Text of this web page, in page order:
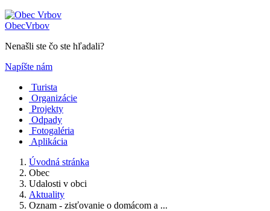
ObecVrbov
Nenašli ste čo ste hľadali?
Napíšte nám
Turista
Organizácie
Projekty
Odpady
Fotogaléria
Aplikácia
Úvodná stránka
Obec
Udalosti v obci
Aktuality
Oznam - zisťovanie o domácom a ...